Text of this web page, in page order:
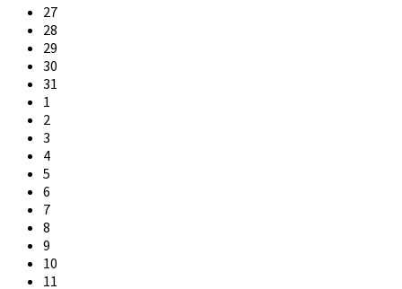
Skip
calendar
days
27
28
29
30
31
1
2
3
4
5
6
7
8
9
10
11